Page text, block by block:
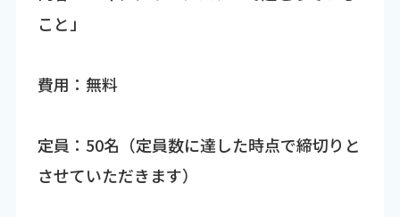
こと」
費用：無料
定員：50名（定員数に達した時点で締切りと
させていただきます）